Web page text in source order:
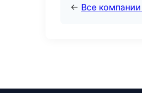
← Все